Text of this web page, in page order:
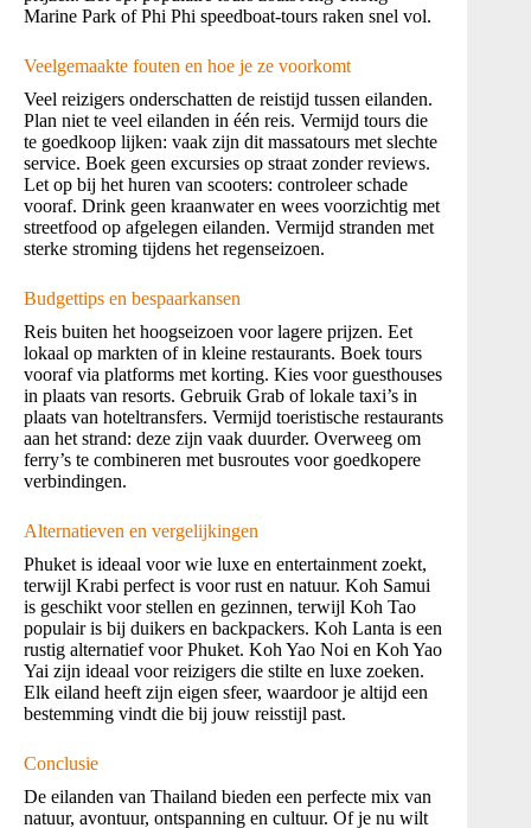
Marine Park of Phi Phi speedboat-tours raken snel vol.
Veelgemaakte fouten en hoe je ze voorkomt
Veel reizigers onderschatten de reistijd tussen eilanden.
Plan niet te veel eilanden in één reis. Vermijd tours die
te goedkoop lijken: vaak zijn dit massatours met slechte
service. Boek geen excursies op straat zonder reviews.
Let op bij het huren van scooters: controleer schade
vooraf. Drink geen kraanwater en wees voorzichtig met
streetfood op afgelegen eilanden. Vermijd stranden met
sterke stroming tijdens het regenseizoen.
Budgettips en bespaarkansen
Reis buiten het hoogseizoen voor lagere prijzen. Eet
lokaal op markten of in kleine restaurants. Boek tours
vooraf via platforms met korting. Kies voor guesthouses
in plaats van resorts. Gebruik Grab of lokale taxi’s in
plaats van hoteltransfers. Vermijd toeristische restaurants
aan het strand: deze zijn vaak duurder. Overweeg om
ferry’s te combineren met busroutes voor goedkopere
verbindingen.
Alternatieven en vergelijkingen
Phuket is ideaal voor wie luxe en entertainment zoekt,
terwijl Krabi perfect is voor rust en natuur. Koh Samui
is geschikt voor stellen en gezinnen, terwijl Koh Tao
populair is bij duikers en backpackers. Koh Lanta is een
rustig alternatief voor Phuket. Koh Yao Noi en Koh Yao
Yai zijn ideaal voor reizigers die stilte en luxe zoeken.
Elk eiland heeft zijn eigen sfeer, waardoor je altijd een
bestemming vindt die bij jouw reisstijl past.
Conclusie
De eilanden van Thailand bieden een perfecte mix van
natuur, avontuur, ontspanning en cultuur. Of je nu wilt